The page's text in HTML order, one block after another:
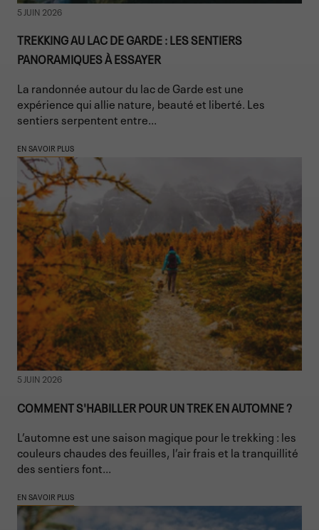
5 JUIN 2026
TREKKING AU LAC DE GARDE : LES SENTIERS
PANORAMIQUES À ESSAYER
La randonnée autour du lac de Garde est une
expérience qui allie nature, beauté et liberté. Les
sentiers serpentent entre...
EN SAVOIR PLUS
5 JUIN 2026
COMMENT S'HABILLER POUR UN TREK EN AUTOMNE ?
L’automne est une saison magique pour le trekking : les
couleurs chaudes des feuilles, l’air frais et la tranquillité
des sentiers font...
EN SAVOIR PLUS